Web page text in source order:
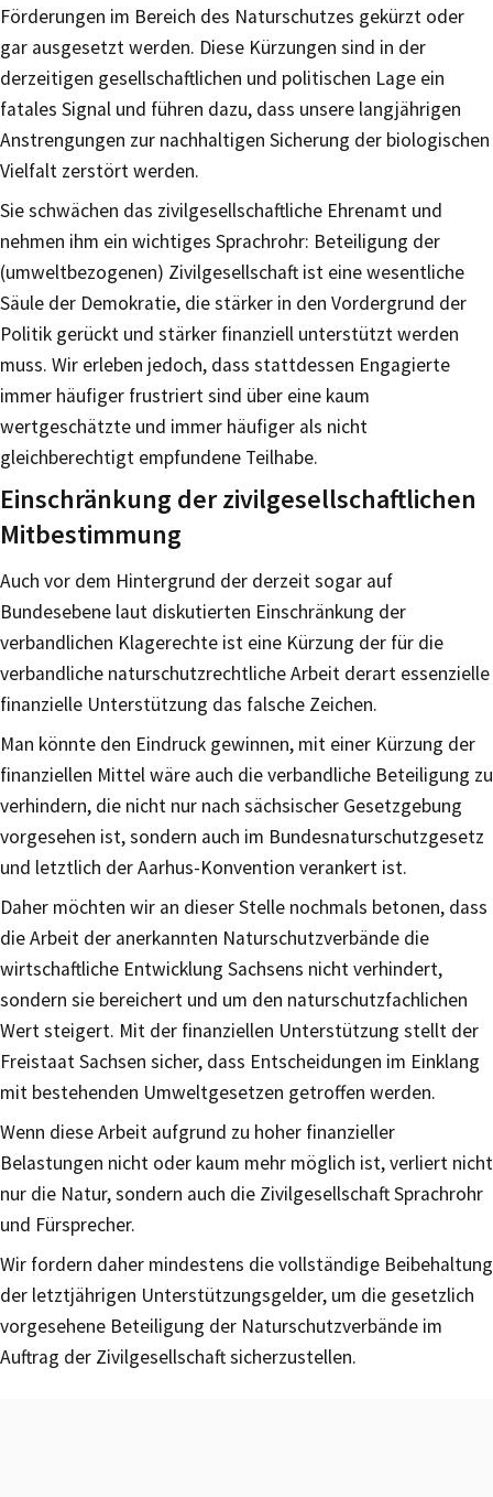
Förderungen im Bereich des Naturschutzes gekürzt oder
gar ausgesetzt werden. Diese Kürzungen sind in der
derzeitigen gesellschaftlichen und politischen Lage ein
fatales Signal und führen dazu, dass unsere langjährigen
Anstrengungen zur nachhaltigen Sicherung der biologischen
Vielfalt zerstört werden.
Sie schwächen das zivilgesellschaftliche Ehrenamt und
nehmen ihm ein wichtiges Sprachrohr: Beteiligung der
(umweltbezogenen) Zivilgesellschaft ist eine wesentliche
Säule der Demokratie, die stärker in den Vordergrund der
Politik gerückt und stärker finanziell unterstützt werden
muss. Wir erleben jedoch, dass stattdessen Engagierte
immer häufiger frustriert sind über eine kaum
wertgeschätzte und immer häufiger als nicht
gleichberechtigt empfundene Teilhabe.
Einschränkung der zivilgesellschaftlichen
Mitbestimmung
Auch vor dem Hintergrund der derzeit sogar auf
Bundesebene laut diskutierten Einschränkung der
verbandlichen Klagerechte ist eine Kürzung der für die
verbandliche naturschutzrechtliche Arbeit derart essenzielle
finanzielle Unterstützung das falsche Zeichen.
Man könnte den Eindruck gewinnen, mit einer Kürzung der
finanziellen Mittel wäre auch die verbandliche Beteiligung zu
verhindern, die nicht nur nach sächsischer Gesetzgebung
vorgesehen ist, sondern auch im Bundesnaturschutzgesetz
und letztlich der Aarhus-Konvention verankert ist.
Daher möchten wir an dieser Stelle nochmals betonen, dass
die Arbeit der anerkannten Naturschutzverbände die
wirtschaftliche Entwicklung Sachsens nicht verhindert,
sondern sie bereichert und um den naturschutzfachlichen
Wert steigert. Mit der finanziellen Unterstützung stellt der
Freistaat Sachsen sicher, dass Entscheidungen im Einklang
mit bestehenden Umweltgesetzen getroffen werden.
Wenn diese Arbeit aufgrund zu hoher finanzieller
Belastungen nicht oder kaum mehr möglich ist, verliert nicht
nur die Natur, sondern auch die Zivilgesellschaft Sprachrohr
und Fürsprecher.
Wir fordern daher mindestens die vollständige Beibehaltung
der letztjährigen Unterstützungsgelder, um die gesetzlich
vorgesehene Beteiligung der Naturschutzverbände im
Auftrag der Zivilgesellschaft sicherzustellen.